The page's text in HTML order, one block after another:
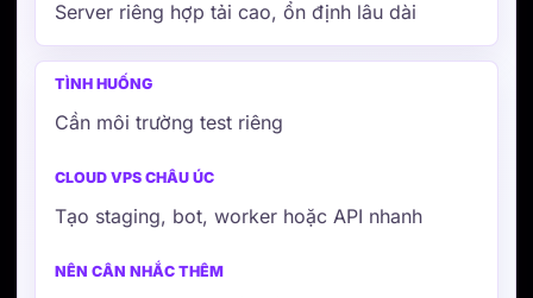
Cần môi trường test riêng
Tạo staging, bot, worker hoặc API nhanh
Dùng container/CI nếu cần quy trình dev phức